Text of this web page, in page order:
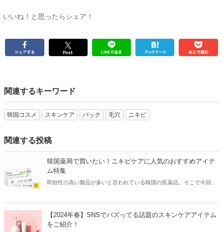
いいね！と思ったらシェア！
関連するキーワード
韓国コスメ スキンケア パック 毛穴 ニキビ
関連する投稿
韓国薬局で買いたい！ニキビケアに人気のおすすめアイテ
ム特集
即効性の高い製品が多いと言われている韓国の医薬品。そこで今回は
う。
【2024年春】SNSでバズってる話題のスキンケアアイテム
をご紹介！